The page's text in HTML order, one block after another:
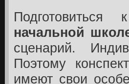
Подготовиться
начальной
сценарий.
Поэтому
имеют свои